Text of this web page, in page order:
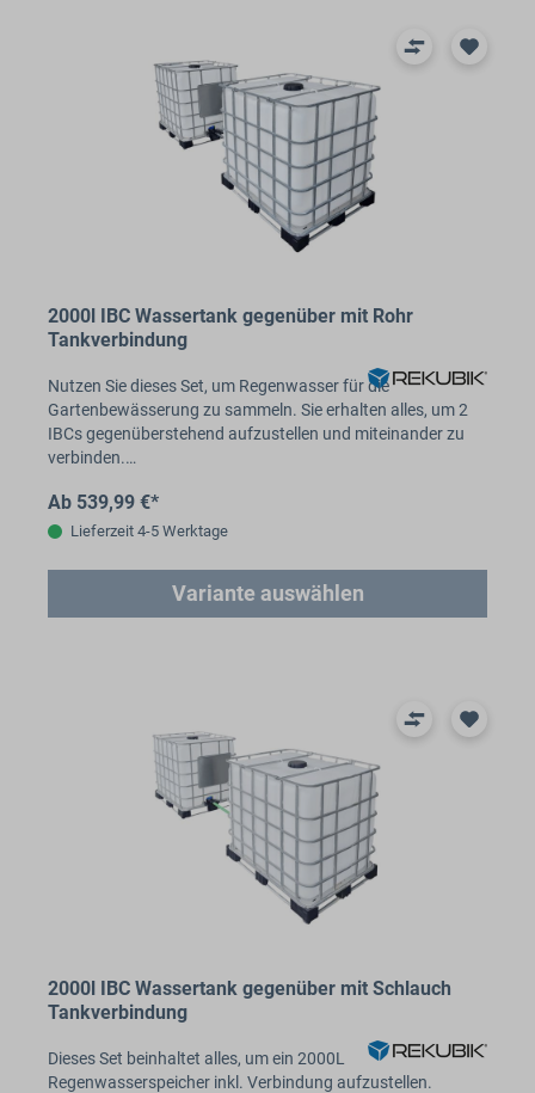
2000l IBC Wassertank gegenüber mit Rohr
Tankverbindung
Nutzen Sie dieses Set, um Regenwasser für die
Gartenbewässerung zu sammeln. Sie erhalten alles, um 2
IBCs gegenüberstehend aufzustellen und miteinander zu
verbinden.…
Ab 539,99 €*
Lieferzeit 4-5 Werktage
Variante auswählen
2000l IBC Wassertank gegenüber mit Schlauch
Tankverbindung
Dieses Set beinhaltet alles, um ein 2000L
Regenwasserspeicher inkl. Verbindung aufzustellen.